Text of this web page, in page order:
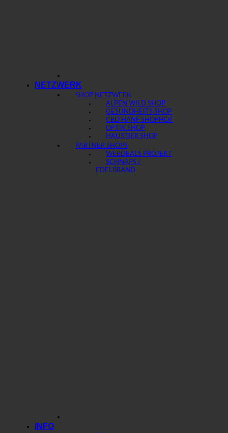
NETZWERK
SHOP NETZWERK
ALPEN WILD SHOP
GESUNDHEITS SHOP
CBD HANF SHOP
OPTIK SHOP
HAUSTIER SHOP
PARTNER SHOPS
WEBDEALS PROJEKT
SCHNAPS /
EDELBRAND
INFO